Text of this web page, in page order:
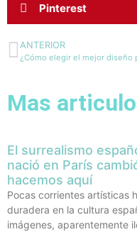
Pinterest
ANTERIOR
Mas
El surrealismo
nació en París
hacemos aquí
Pocas corrientes artísticas
duradera en la cultura
imágenes, aparentemente